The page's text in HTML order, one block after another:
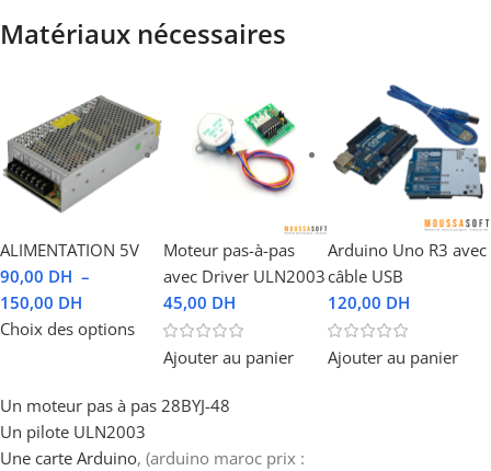
Matériaux nécessaires
ALIMENTATION 5V
90,00 DH –
150,00 DH
Choix des options
Moteur pas-à-pas
avec Driver ULN2003
45,00 DH
Ajouter au panier
Arduino Uno R3 avec
câble USB
120,00 DH
Ajouter au panier
Un moteur pas à pas 28BYJ-48
Un pilote ULN2003
Une carte Arduino, (arduino maroc prix :